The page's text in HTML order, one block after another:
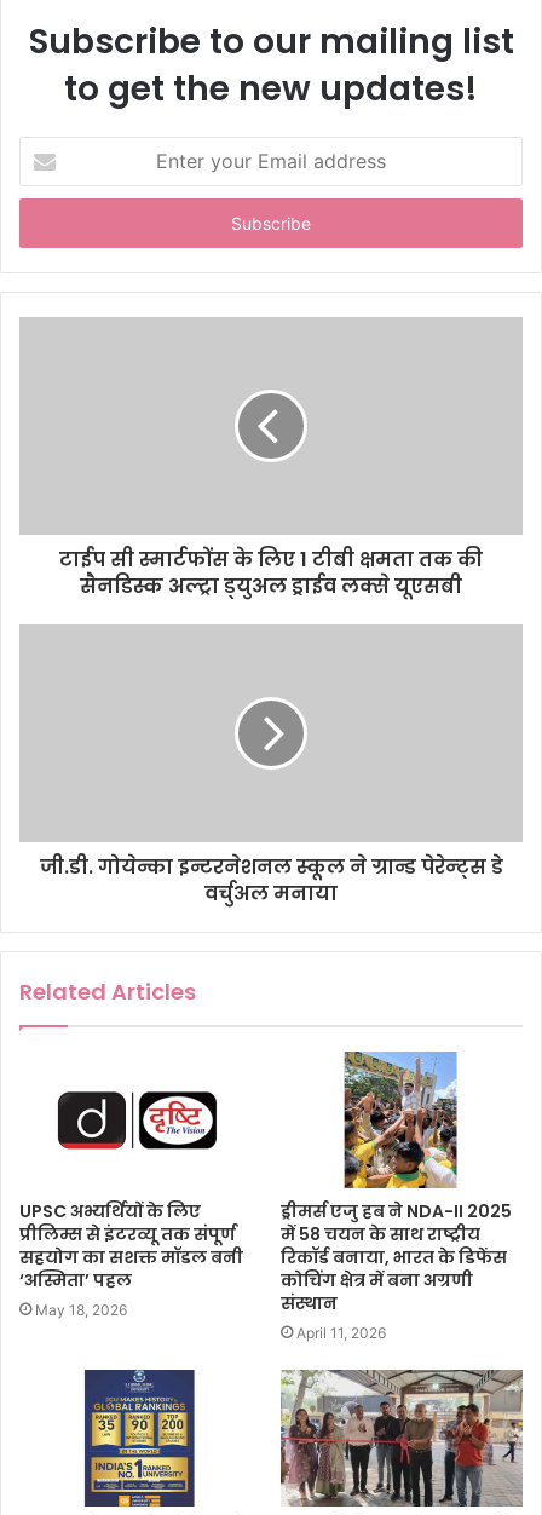
Subscribe to our mailing list
to get the new updates!
t
r
y
d
टाईप सी स्मार्टफोंस के लिए 1 टीबी क्षमता तक की
सैनडिस्क अल्ट्रा ड्‌युअल ड्राईव लक्से यूएसबी
जी.डी. गोयेन्का इन्टरनेशनल स्कूल ने ग्रान्ड पेरेन्ट्स डे
वर्चुअल मनाया
Related Articles
UPSC अभ्यर्थियों के लिए
प्रीलिम्स से इंटरव्यू तक संपूर्ण
सहयोग का सशक्त मॉडल बनी
‘अस्मिता’ पहल
May 18, 2026
ड्रीमर्स एजु हब ने NDA-II 2025
में 58 चयन के साथ राष्ट्रीय
रिकॉर्ड बनाया, भारत के डिफेंस
कोचिंग क्षेत्र में बना अग्रणी
संस्थान
April 11, 2026